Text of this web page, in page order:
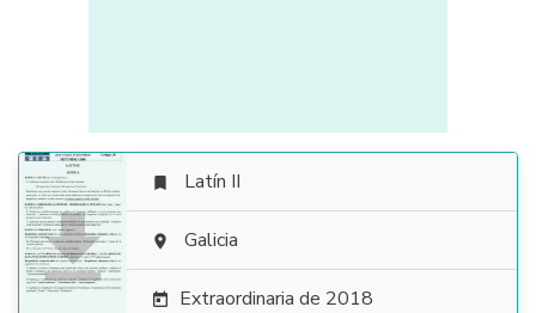

 Latín II
 Galicia
 Extraordinaria de 2018